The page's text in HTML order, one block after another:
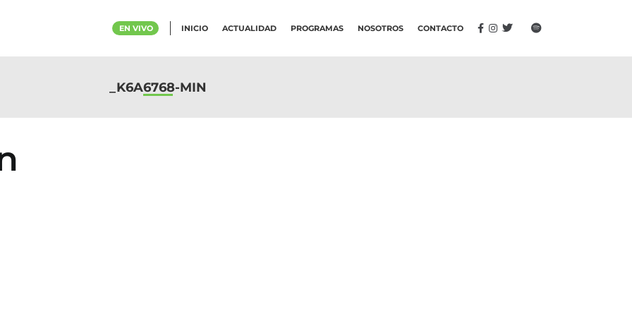
EN VIVO INICIO ACTUALIDAD PROGRAMAS NOSOTROS CONTACTO
_K6A6768-MIN